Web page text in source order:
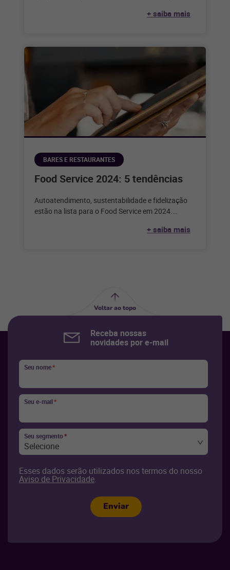
+ saiba mais
BARES E RESTAURANTES
Food Service 2024: 5 tendências
Autoatendimento, sustentabilidade e fidelização
estão na lista para o Food Service em 2024.
+ saiba mais
Voltar ao topo
Receba nossas
novidades por e-mail
Seu nome*
Seu e-mail*
Seu segmento*
Selecione
Esses dados serão utilizados nos termos do nosso
Aviso de Privacidade.
Enviar